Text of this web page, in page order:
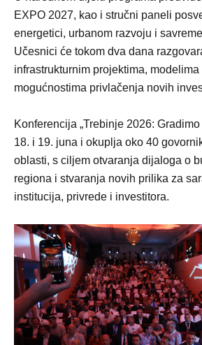
EXPO 2027, kao i stručni paneli
energetici, urbanom razvoju i
Učesnici će tokom dva dana
infrastrukturnim projektima,
mogućnostima privlačenja novih
Konferencija „Trebinje 2026:
18. i 19. juna i okuplja oko 40
oblasti, s ciljem otvaranja dijaloga o
regiona i stvaranja novih prilika za
institucija, privrede i investitora.